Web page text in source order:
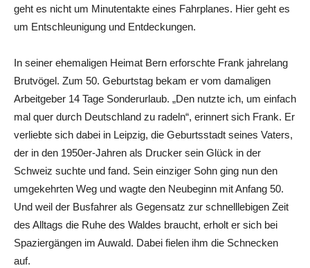
geht es nicht um Minutentakte eines Fahrplanes. Hier geht es
um Entschleunigung und Entdeckungen.
In seiner ehemaligen Heimat Bern erforschte Frank jahrelang
Brutvögel. Zum 50. Geburtstag bekam er vom damaligen
Arbeitgeber 14 Tage Sonderurlaub. „Den nutzte ich, um einfach
mal quer durch Deutschland zu radeln“, erinnert sich Frank. Er
verliebte sich dabei in Leipzig, die Geburtsstadt seines Vaters,
der in den 1950er-Jahren als Drucker sein Glück in der
Schweiz suchte und fand. Sein einziger Sohn ging nun den
umgekehrten Weg und wagte den Neubeginn mit Anfang 50.
Und weil der Busfahrer als Gegensatz zur schnelllebigen Zeit
des Alltags die Ruhe des Waldes braucht, erholt er sich bei
Spaziergängen im Auwald. Dabei fielen ihm die Schnecken
auf.